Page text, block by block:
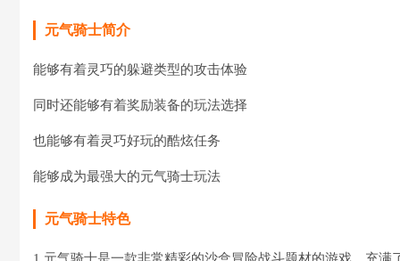
元气骑士简介
能够有着灵巧的躲避类型的攻击体验
同时还能够有着奖励装备的玩法选择
也能够有着灵巧好玩的酷炫任务
能够成为最强大的元气骑士玩法
元气骑士特色